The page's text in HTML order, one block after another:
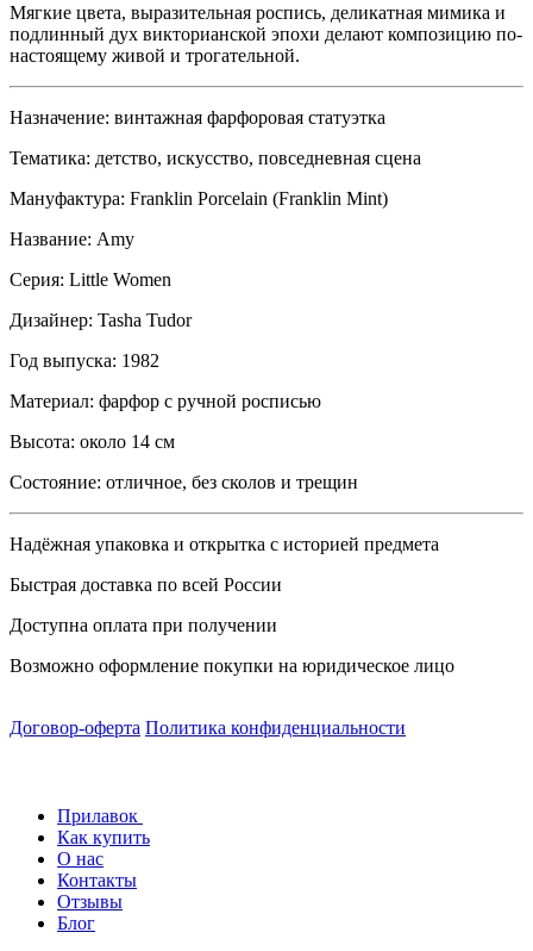
Мягкие цвета, выразительная роспись, деликатная мимика и
подлинный дух викторианской эпохи делают композицию по-
настоящему живой и трогательной.
Назначение: винтажная фарфоровая статуэтка
Тематика: детство, искусство, повседневная сцена
Мануфактура: Franklin Porcelain (Franklin Mint)
Название: Amy
Серия: Little Women
Дизайнер: Tasha Tudor
Год выпуска: 1982
Материал: фарфор с ручной росписью
Высота: около 14 см
Состояние: отличное, без сколов и трещин
Надёжная упаковка и открытка с историей предмета
Быстрая доставка по всей России
Доступна оплата при получении
Возможно оформление покупки на юридическое лицо
Договор-оферта Политика конфиденциальности
Прилавок
Как купить
О нас
Контакты
Отзывы
Блог